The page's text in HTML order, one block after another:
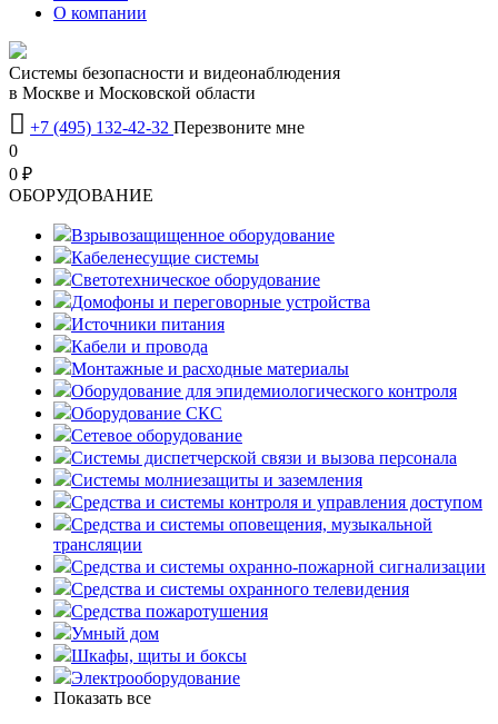
О компании
Системы безопасности и видеонаблюдения
в Москве и Московской области
 +7 (495) 132-42-32 Перезвоните мне
0
0 ₽
OБОРУДОВАНИЕ
Взрывозащищенное оборудование
Кабеленесущие системы
Светотехническое оборудование
Домофоны и переговорные устройства
Источники питания
Кабели и провода
Монтажные и расходные материалы
Оборудование для эпидемиологического контроля
Оборудование СКС
Сетевое оборудование
Системы диспетчерской связи и вызова персонала
Системы молниезащиты и заземления
Средства и системы контроля и управления доступом
Средства и системы оповещения, музыкальной
трансляции
Средства и системы охранно-пожарной сигнализации
Средства и системы охранного телевидения
Средства пожаротушения
Умный дом
Шкафы, щиты и боксы
Электрооборудование
Показать все